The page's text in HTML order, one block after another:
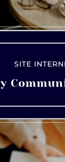
SITE